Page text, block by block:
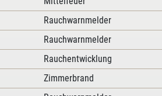
Rauchwarnmelder
Rauchwarnmelder
Rauchentwicklung
Zimmerbrand